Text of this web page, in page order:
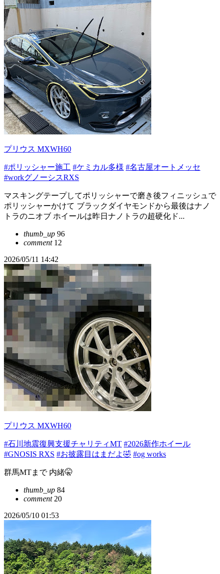
プリウス MXWH60
#ポリッシャー施工 #ケミカル多様 #名古屋オートメッセ
#workグノーシスRXS
マスキングテープしてポリッシャーで磨き後フィニッシュで
ポリッシャーかけて ブラックダイヤモンドから最後はナノ
トラのニオブ ホイールは昨日ナノトラの超硬化ド...
thumb_up 96
comment12
2026/05/11 14:42
プリウス MXWH60
#石川地震復興支援チャリティMT #2026新作ホイール
#GNOSIS RXS #お披露目はまだよ🤣 #og works
群馬MTまで 内緒🤫
thumb_up 84
comment20
2026/05/10 01:53